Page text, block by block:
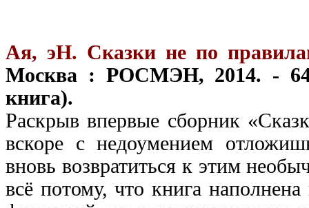
Ая, эН. Сказки не по
Москва : РОСМЭН, 2014. - 64
книга).
Раскрыв впервые сборник
вскоре с недоумением
вновь возвратиться к этим
всё потому, что книга